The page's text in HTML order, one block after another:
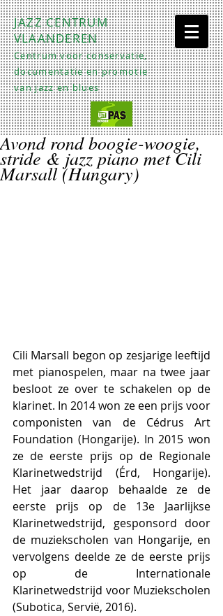
JAZZ CENTRUM
VLAANDEREN
Centrum voor conservatie,
documentatie en promotie
van jazz en blues
Avond rond boogie-woogie,
stride & jazz piano met Cili
Marsall (Hungary)
Cili Marsall begon op zesjarige leeftijd
met pianospelen, maar na twee jaar
besloot ze over te schakelen op de
klarinet. In 2014 won ze een prijs voor
componisten van de Cédrus Art
Foundation (Hongarije). In 2015 won
ze de eerste prijs op de Regionale
Klarinetwedstrijd (Érd, Hongarije).
Het jaar daarop behaalde ze de
eerste prijs op de 13e Jaarlijkse
Klarinetwedstrijd, gesponsord door
de muziekscholen van Hongarije, en
vervolgens deelde ze de eerste prijs
op de Internationale
Klarinetwedstrijd voor Muziekscholen
(Subotica, Servië, 2016).